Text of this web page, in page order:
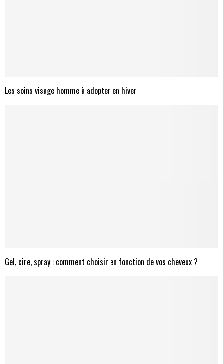
Les soins visage homme à adopter en hiver
Gel, cire, spray : comment choisir en fonction de vos cheveux ?